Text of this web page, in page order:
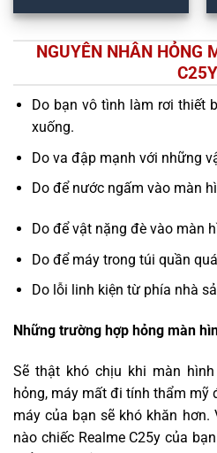
NGUYÊN NHÂN HỎNG
C25Y
Do bạn vô tình làm rơi thiết
xuống.
Do va đập mạnh với những
Do để nước ngấm vào màn
Do để vật nặng đè vào màn
Do để máy trong túi quần
Do lỗi linh kiện từ phía nhà
Những trường hợp hỏng màn
Sẽ thật khó chịu khi màn
hỏng, máy mất đi tính thẩm mỹ
máy của bạn sẽ khó khăn
nào chiếc Realme C25y của